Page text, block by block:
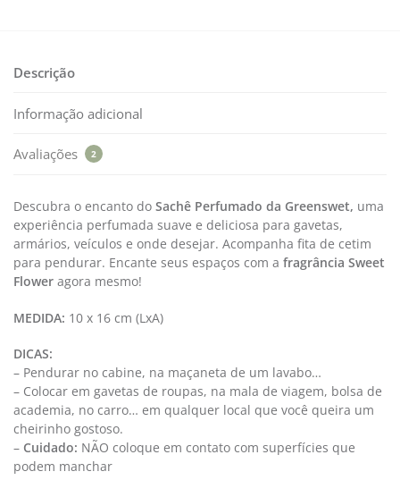
Descrição
Informação adicional
Avaliações 2
Descubra o encanto do Sachê Perfumado da Greenswet, uma
experiência perfumada suave e deliciosa para gavetas,
armários, veículos e onde desejar. Acompanha fita de cetim
para pendurar. Encante seus espaços com a fragrância Sweet
Flower agora mesmo!
MEDIDA: 10 x 16 cm (LxA)
DICAS:
– Pendurar no cabine, na maçaneta de um lavabo…
– Colocar em gavetas de roupas, na mala de viagem, bolsa de
academia, no carro… em qualquer local que você queira um
cheirinho gostoso.
– Cuidado: NÃO coloque em contato com superfícies que
podem manchar